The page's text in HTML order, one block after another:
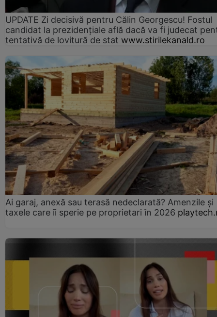
UPDATE Zi decisivă pentru Călin Georgescu! Fostul
candidat la prezidențiale află dacă va fi judecat
tentativă de lovitură de stat www.stirilekanald.ro
Ai garaj, anexă sau terasă nedeclarată? Amenzile și
taxele care îi sperie pe proprietari în 2026